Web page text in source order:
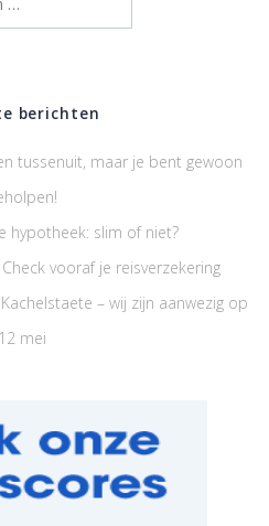
berichten
tussenuit, maar je bent gewoon
hypotheek: slim of niet?
vooraf je reisverzekering
– wij zijn aanwezig op
12 mei